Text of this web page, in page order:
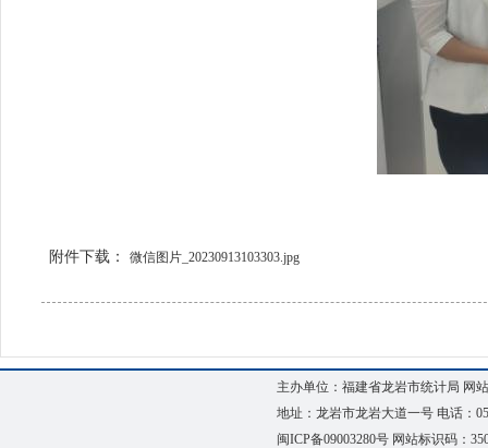
附件下载：微信图片_20230913103303.jpg